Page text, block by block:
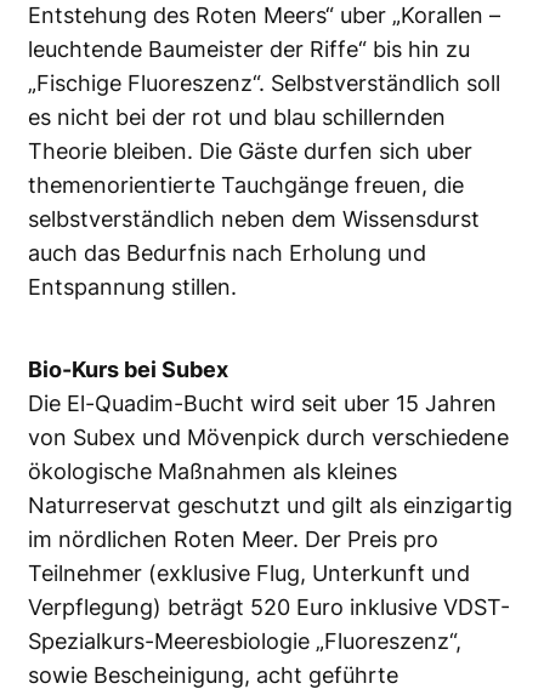
Entstehung des Roten Meers“ uber „Korallen –
leuchtende Baumeister der Riffe“ bis hin zu
„Fischige Fluoreszenz“. Selbstverständlich soll
es nicht bei der rot und blau schillernden
Theorie bleiben. Die Gäste durfen sich uber
themenorientierte Tauchgänge freuen, die
selbstverständlich neben dem Wissensdurst
auch das Bedurfnis nach Erholung und
Entspannung stillen.
Bio-Kurs bei Subex
Die El-Quadim-Bucht wird seit uber 15 Jahren
von Subex und Mövenpick durch verschiedene
ökologische Maßnahmen als kleines
Naturreservat geschutzt und gilt als einzigartig
im nördlichen Roten Meer. Der Preis pro
Teilnehmer (exklusive Flug, Unterkunft und
Verpflegung) beträgt 520 Euro inklusive VDST-
Spezialkurs-Meeresbiologie „Fluoreszenz“,
sowie Bescheinigung, acht geführte